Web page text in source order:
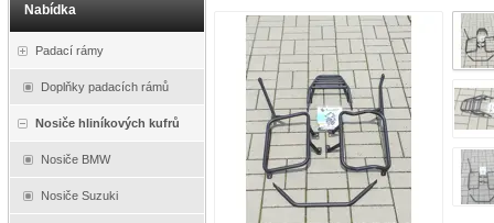
Nabídka
Padací rámy
Doplňky padacích rámů
Nosiče hliníkových kufrů
Nosiče BMW
Nosiče Suzuki